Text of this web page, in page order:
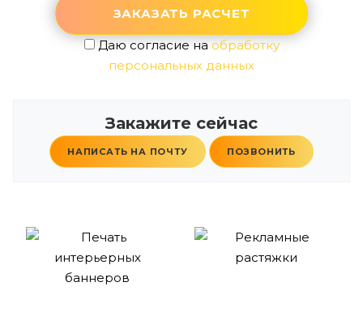
Даю согласие на обработку
персональных данных
Закажите сейчас
НАПИСАТЬ НА ПОЧТУ ПОЗВОНИТЬ